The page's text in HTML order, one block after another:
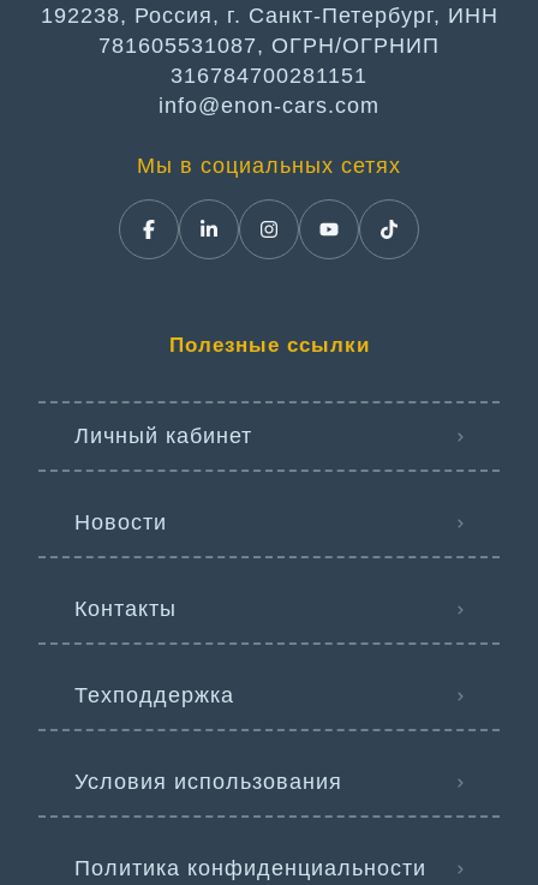
192238, Россия, г. Санкт-Петербург, ИНН
781605531087, ОГРН/ОГРНИП
316784700281151
info@enon-cars.com
Мы в социальных сетях
Полезные ссылки
Личный кабинет
Новости
Контакты
Техподдержка
Условия использования
Политика конфиденциальности